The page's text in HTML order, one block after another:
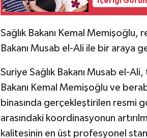
Sağlık Bakanı Kemal
Bakanı Musab el-Ali ile bir araya
Suriye Sağlık Bakanı Musab el-
Bakanı Kemal Memişoğlu ve
binasında gerçekleştirilen resmi
arasındaki koordinasyonun
kalitesinin en üst profesyonel